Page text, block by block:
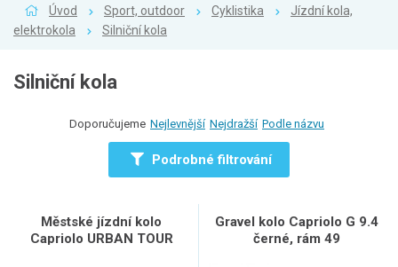
Úvod Sport, outdoor Cyklistika
Jízdní kola,
elektrokola
Silniční kola
Silniční kola
Doporučujeme Nejlevnější Nejdražší Podle názvu
Podrobné filtrování
Městské jízdní kolo
Capriolo URBAN TOUR
Gravel kolo Capriolo G 9.4
černé, rám 49